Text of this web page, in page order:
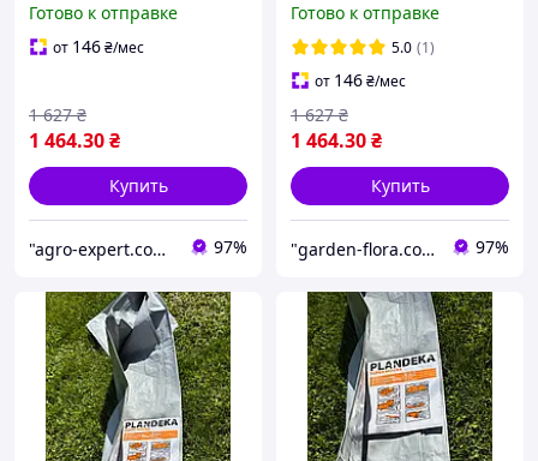
для огорода Укрывной
тент для машины
Готово к отправке
от 146₴/мес
1 464.30₴
1 627 ₴
Купить
"agro-expert.com.ua": Ваш качественный урожай! 97%
тарпаулиновый брезент
Готово к отправке
5.0 (1)
от 146₴/мес
1 464.30₴
1 627 ₴
Купить
"garden-flora.com.ua": Ваш сад — наша вдохновенная забота! 97%